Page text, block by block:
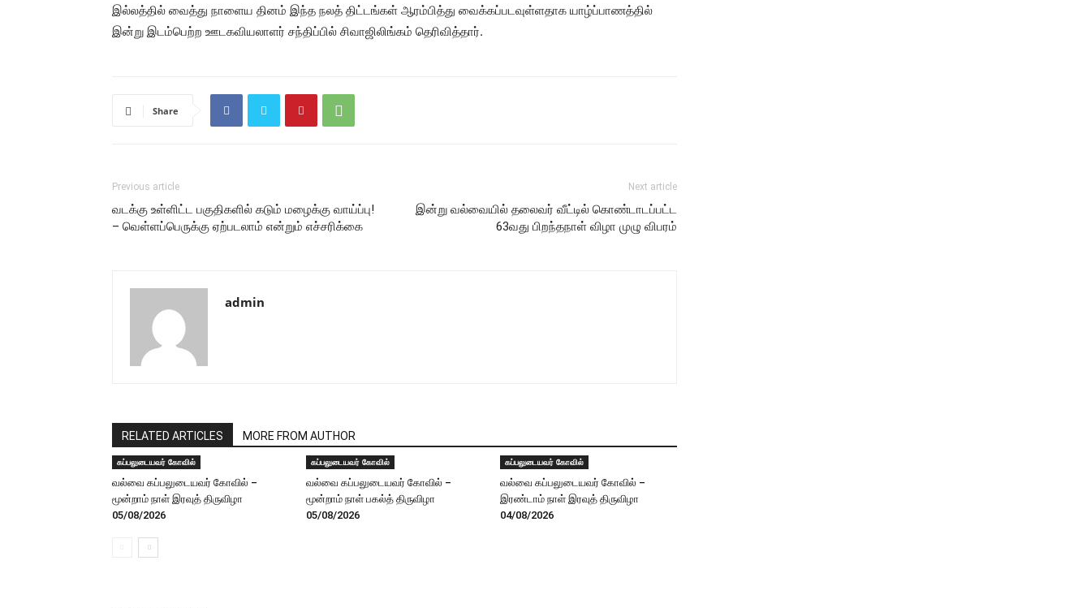
இல்லத்தில் வைத்து நாளைய தினம் இந்த நலத் திட்டங்கள் ஆரம்பித்து வைக்கப்படவுள்ளதாக யாழ்ப்பாணத்தில்
இன்று இடம்பெற்ற ஊடகவியலாளர் சந்திப்பில் சிவாஜிலிங்கம் தெரிவித்தார்.
Share
Previous article
வடக்கு உள்ளிட்ட பகுதிகளில் கடும் மழைக்கு வாய்ப்பு!
– வெள்ளப்பெருக்கு ஏற்படலாம் என்றும் எச்சரிக்கை
Next article
இன்று வல்வையில் தலைவர் வீட்டில் கொண்டாடப்பட்ட
63வது பிறந்தநாள் விழா முழு விபரம்
admin
RELATED ARTICLES MORE FROM AUTHOR
கப்பலுடையவர் கோவில்
வல்வை கப்பலுடையவர் கோவில் –
மூன்றாம் நாள் இரவுத் திருவிழா
05/08/2026
கப்பலுடையவர் கோவில்
வல்வை கப்பலுடையவர் கோவில் –
மூன்றாம் நாள் பகல்த் திருவிழா
05/08/2026
கப்பலுடையவர் கோவில்
வல்வை கப்பலுடையவர் கோவில் –
இரண்டாம் நாள் இரவுத் திருவிழா
04/08/2026